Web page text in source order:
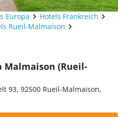
Europa
Hotels Frankreich
Rueil-Malmaison
Malmaison (Rueil-
93, 92500 Rueil-Malmaison,